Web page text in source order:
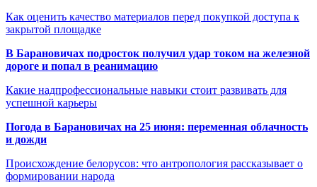
Как оценить качество материалов перед покупкой доступа к
закрытой площадке
В Барановичах подросток получил удар током на железной
дороге и попал в реанимацию
Какие надпрофессиональные навыки стоит развивать для
успешной карьеры
Погода в Барановичах на 25 июня: переменная облачность
и дожди
Происхождение белорусов: что антропология рассказывает о
формировании народа